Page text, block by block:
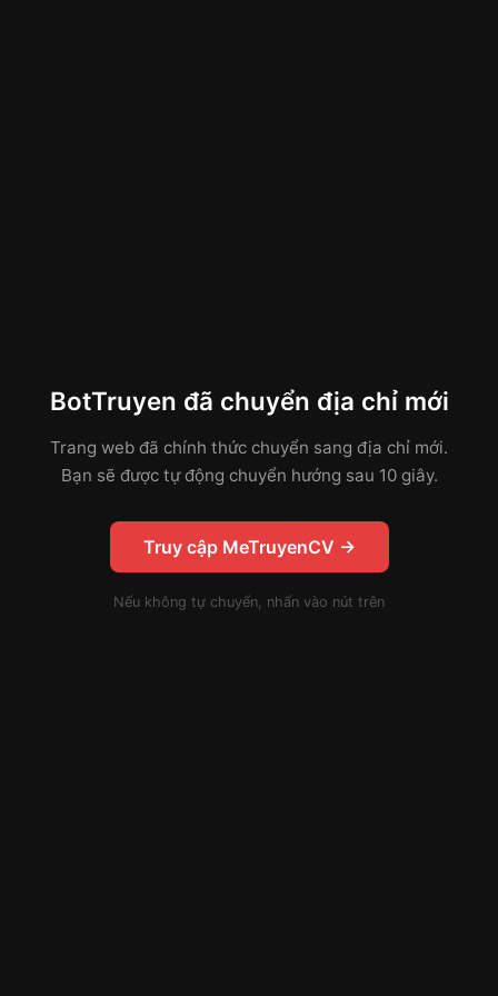
BotTruyen đã chuyển địa chỉ mới
Trang web đã chính thức chuyển sang địa chỉ mới.
Bạn sẽ được tự động chuyển hướng sau 10 giây.
Truy cập MeTruyenCV →
Nếu không tự chuyển, nhấn vào nút trên